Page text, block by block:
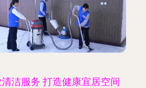
洁服务 打造健康宜居空间